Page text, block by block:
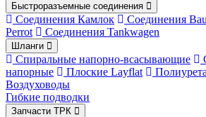
Быстроразъемные соединения
Соединения Камлок Соединения
Perrot
Соединения Tankwagen
Шланги
Спиральные напорно-всасывающие
напорные
Плоские Layflat
Воздуховоды
Гибкие подводки
Запчасти ТРК